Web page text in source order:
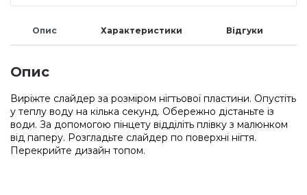
Меланж (цукровий ефект)
Каміфубукі (конфетті)
Слюда
Брокат
Опис Характеристики Відгуки
Опис
Виріжте слайдер за розміром нігтьової пластини. Опустіть
у теплу воду на кілька секунд. Обережно дістаньте із
води. За допомогою пінцету відділіть плівку з малюнком
від паперу. Розгладьте слайдер по поверхні нігтя.
Перекрийте дизайн топом.